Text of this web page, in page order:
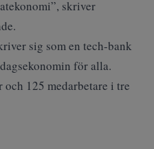
skriver
sig som en tech-bank
för alla.
125 medarbetare i tre